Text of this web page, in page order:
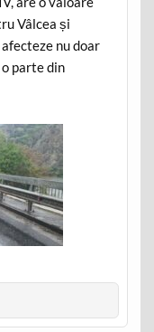
Vâlcea și
nu doar
parte din